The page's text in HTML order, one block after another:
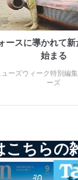
グシステムを最新
策ソフトウェア
ースに導かれて
始まる
ューズウィーク特別編
ーズ
こちらの